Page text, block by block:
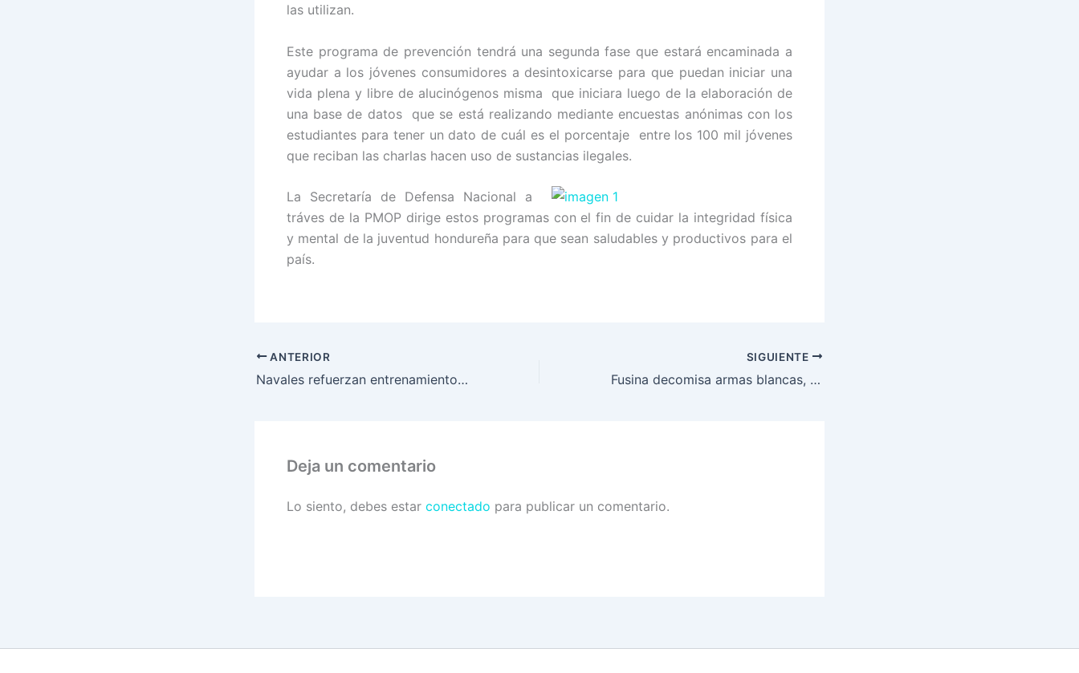
las utilizan.
Este programa de prevención tendrá una segunda fase que estará encaminada a
ayudar a los jóvenes consumidores a desintoxicarse para que puedan iniciar una
vida plena y libre de alucinógenos misma que iniciara luego de la elaboración de
una base de datos que se está realizando mediante encuestas anónimas con los
estudiantes para tener un dato de cuál es el porcentaje entre los 100 mil jóvenes
que reciban las charlas hacen uso de sustancias ilegales.
La Secretaría de Defensa Nacional a
tráves de la PMOP dirige estos programas con el fin de cuidar la integridad física
y mental de la juventud hondureña para que sean saludables y productivos para el
país.
ANTERIOR
Navales refuerzan entrenamiento militar
SIGUIENTE
Fusina decomisa armas blancas, drogas y dinero en el Centro de Rehabilitación El Carmen
Deja un comentario
Lo siento, debes estar conectado para publicar un comentario.